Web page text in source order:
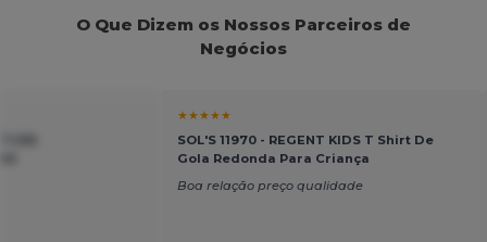
O Que Dizem os Nossos Parceiros de
Negócios
★★★★★
SOL'S 11970 - REGENT KIDS T Shirt De
Gola Redonda Para Criança
Boa relação preço qualidade